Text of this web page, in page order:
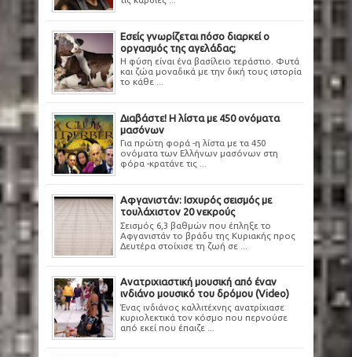
Εσείς γνωρίζεται πόσο διαρκεί ο
οργασμός της αγελάδας;
Η φύση είναι ένα βασίλειο τεράστιο. Φυτά
και ζώα μοναδικά με την δική τους ιστορία
το κάθε ...
Διαβάστε! Η λίστα με 450 ονόματα
μασόνων
Για πρώτη φορά -η λίστα με τα 450
ονόματα των Ελλήνων μασόνων στη
φόρα -κρατάνε τις ...
Αφγανιστάν: Ισχυρός σεισμός με
τουλάχιστον 20 νεκρούς
Σεισμός 6,3 βαθμών που έπληξε το
Αφγανιστάν το βράδυ της Κυριακής προς
Δευτέρα στοίχισε τη ζωή σε ...
Ανατριχιαστική μουσική από έναν
ινδιάνο μουσικό του δρόμου (Video)
Ένας ινδιάνος καλλιτέχνης ανατρίχιασε
κυριολεκτικά τον κόσμο που περνούσε
από εκεί που έπαιζε ...